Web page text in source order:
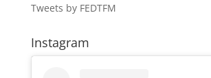
Tweets by FEDTFM
Instagram